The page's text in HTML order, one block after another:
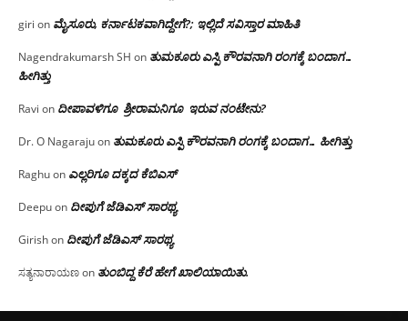
giri on ಮೈಸೂರು, ಕರ್ನಾಟಕವಾಗಿದ್ದೇಗೆ?; ಇಲ್ಲಿದೆ ಸವಿಸ್ತಾರ ಮಾಹಿತಿ
Nagendrakumarsh SH on ತುಮಕೂರು ಎಸ್ಪಿ ಕೌರವನಾಗಿ ರಂಗಕ್ಕೆ ಬಂದಾಗ…
ಹೀಗಿತ್ತು
Ravi on ದೀಪಾವಳಿಗೂ ಶ್ರೀರಾಮನಿಗೂ ಇರುವ ನಂಟೇನು?
Dr. O Nagarajuon ತುಮಕೂರು ಎಸ್ಪಿ ಕೌರವನಾಗಿ ರಂಗಕ್ಕೆ ಬಂದಾಗ… ಹೀಗಿತ್ತು
Raghuon ಎಲ್ಲರಿಗೂ ದಕ್ಕದ ಕೆಬಿಎಸ್
Deepuon ದೀಪುಗೆ ಜೆಡಿಎಸ್ ಸಾರಥ್ಯ
Girishon ದೀಪುಗೆ ಜೆಡಿಎಸ್ ಸಾರಥ್ಯ
ಸತ್ಯನಾರಾಯಣon ತುಂಬಿದ್ದ ಕೆರೆ ಹೇಗೆ ಖಾಲಿಯಾಯಿತು.